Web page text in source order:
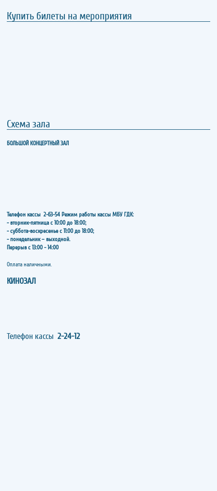
Купить билеты на мероприятия
Схема зала
БОЛЬШОЙ КОНЦЕРТНЫЙ ЗАЛ
Телефон кассы 2-63-54 Режим работы кассы МБУ ГДК:
- вторник-пятница с 10:00 до 18:00;
- суббота-воскресенье с 11:00 до 18:00;
- понедельник – выходной.
Перерыв с 13:00 - 14:00
​​​​​​​Оплата наличными.
КИНОЗАЛ
Телефон кассы 2-24-12